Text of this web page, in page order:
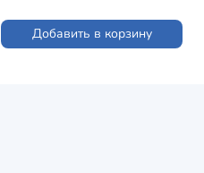
Добавить в корзину